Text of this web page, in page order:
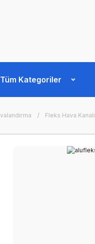
Tüm Kategoriler
Fleks Hava Kanalı